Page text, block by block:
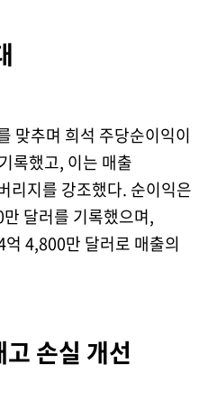
맞추며 희석 주당순이익이
록했고, 이는 매출
리지를 강조했다. 순이익은
달러를 기록했으며,
4,800만 달러로 매출의
손실 개선